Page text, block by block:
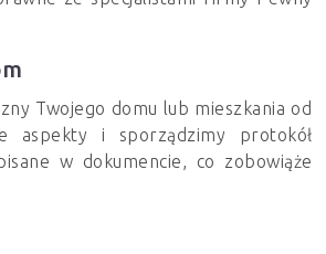
Twojego domu lub mieszkania od
aspekty i sporządzimy protokół
w dokumencie, co zobowiąże